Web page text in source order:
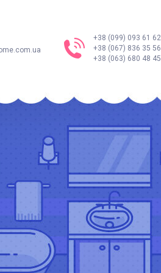
+38 (099) 093 61 62
+38 (067) 836 35 56
+38 (063) 680 48 45